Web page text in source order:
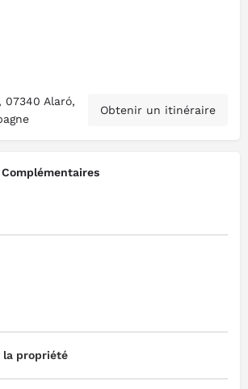
07340 Alaró,
Obtenir un itinéraire
la propriété